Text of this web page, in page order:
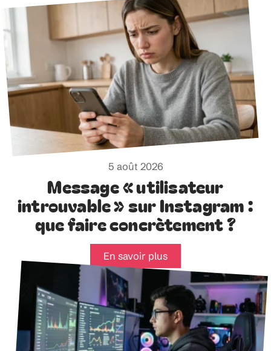
5 août 2026
Message « utilisateur
introuvable » sur Instagram :
que faire concrètement ?
En savoir plus